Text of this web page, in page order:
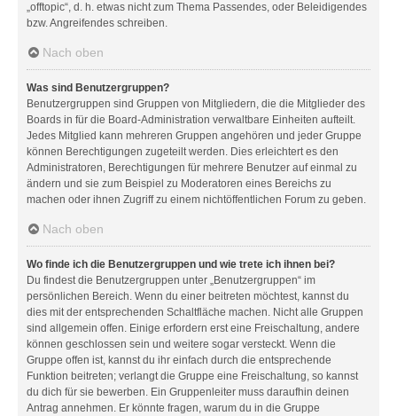
„offtopic“, d. h. etwas nicht zum Thema Passendes, oder Beleidigendes
bzw. Angreifendes schreiben.
Nach oben
Was sind Benutzergruppen?
Benutzergruppen sind Gruppen von Mitgliedern, die die Mitglieder des
Boards in für die Board-Administration verwaltbare Einheiten aufteilt.
Jedes Mitglied kann mehreren Gruppen angehören und jeder Gruppe
können Berechtigungen zugeteilt werden. Dies erleichtert es den
Administratoren, Berechtigungen für mehrere Benutzer auf einmal zu
ändern und sie zum Beispiel zu Moderatoren eines Bereichs zu
machen oder ihnen Zugriff zu einem nichtöffentlichen Forum zu geben.
Nach oben
Wo finde ich die Benutzergruppen und wie trete ich ihnen bei?
Du findest die Benutzergruppen unter „Benutzergruppen“ im
persönlichen Bereich. Wenn du einer beitreten möchtest, kannst du
dies mit der entsprechenden Schaltfläche machen. Nicht alle Gruppen
sind allgemein offen. Einige erfordern erst eine Freischaltung, andere
können geschlossen sein und weitere sogar versteckt. Wenn die
Gruppe offen ist, kannst du ihr einfach durch die entsprechende
Funktion beitreten; verlangt die Gruppe eine Freischaltung, so kannst
du dich für sie bewerben. Ein Gruppenleiter muss daraufhin deinen
Antrag annehmen. Er könnte fragen, warum du in die Gruppe